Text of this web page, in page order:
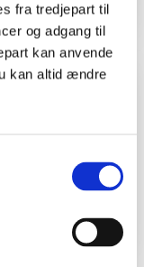
fra tredjepart til
og adgang til
kan anvende
kan altid ændre
bruge ideen
ind i dit